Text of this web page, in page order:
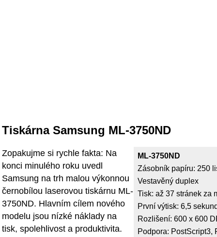
Tiskárna Samsung ML-3750ND
ML-3750ND
Zásobník papíru: 250
Vestavěný duplex
Tisk: až 37 stránek za
První výtisk: 6,5
Rozlišení: 600 x 600
Podpora: PostScript3,
Zopakujme si rychle fakta: Na
konci minulého roku uvedl
Samsung na trh malou výkonnou
černobílou laserovou tiskárnu ML-
3750ND. Hlavním cílem nového
modelu jsou nízké náklady na
tisk, spolehlivost a produktivita.